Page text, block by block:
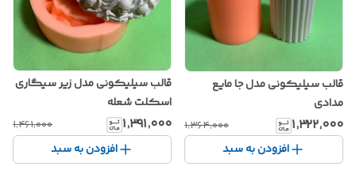
قالب سیلیکونی مدل جا مایع
مدادی
۱٬۳۲۲٬۰۰۰ ۱٬۳۶۴٬۰۰۰
افزودن به سبد
قالب سیلیکونی مدل زیر سیگاری
اسکلت شعله
۱٬۳۹۱٬۰۰۰ ۱٬۴۶۱٬۰۰۰
افزودن به سبد